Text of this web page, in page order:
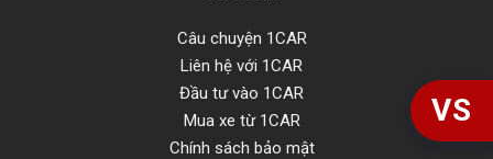
Câu chuyện 1CAR
Liên hệ với 1CAR
Đầu tư vào 1CAR
Mua xe từ 1CAR
Chính sách bảo mật
VS